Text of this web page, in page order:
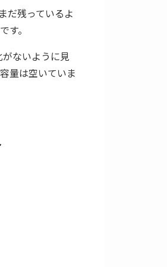
だ残っているよ
す。
ないように見
量は空いていま